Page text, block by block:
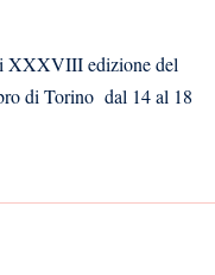
XXXVIII edizione del
di Torino dal 14 al 18